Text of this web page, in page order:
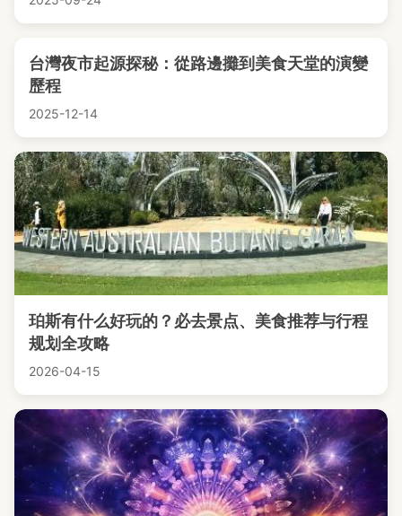
台灣夜市起源探秘：從路邊攤到美食天堂的演變
歷程
2025-12-14
珀斯有什么好玩的？必去景点、美食推荐与行程
规划全攻略
2026-04-15